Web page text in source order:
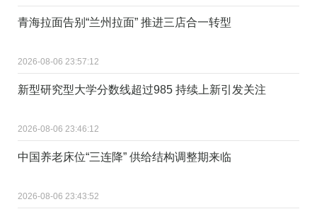
青海拉面告别“兰州拉面” 推进三店合一转型
2026-08-06 23:57:12
新型研究型大学分数线超过985 持续上新引发关注
2026-08-06 23:46:12
中国养老床位“三连降” 供给结构调整期来临
2026-08-06 23:43:52